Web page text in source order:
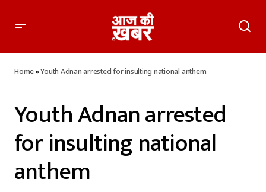
Home»Youth Adnan arrested for insulting national anthem
Youth Adnan arrested
for insulting national
anthem